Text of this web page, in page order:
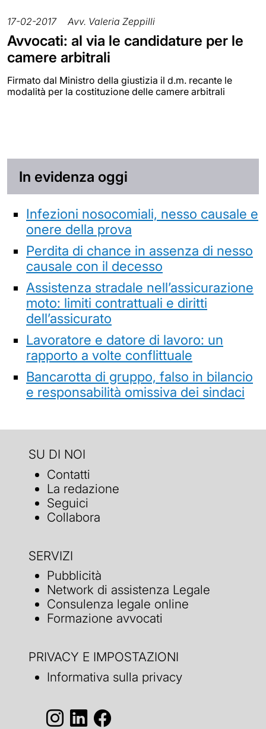
17-02-2017 Avv. Valeria Zeppilli
Avvocati: al via le candidature per le
camere arbitrali
Firmato dal Ministro della giustizia il d.m. recante le
modalità per la costituzione delle camere arbitrali
In evidenza oggi
Infezioni nosocomiali, nesso causale e
onere della prova
Perdita di chance in assenza di nesso
causale con il decesso
Assistenza stradale nell’assicurazione
moto: limiti contrattuali e diritti
dell’assicurato
Lavoratore e datore di lavoro: un
rapporto a volte conflittuale
Bancarotta di gruppo, falso in bilancio
e responsabilità omissiva dei sindaci
SU DI NOI
Contatti
La redazione
Seguici
Collabora
SERVIZI
Pubblicità
Network di assistenza Legale
Consulenza legale online
Formazione avvocati
PRIVACY E IMPOSTAZIONI
Informativa sulla privacy